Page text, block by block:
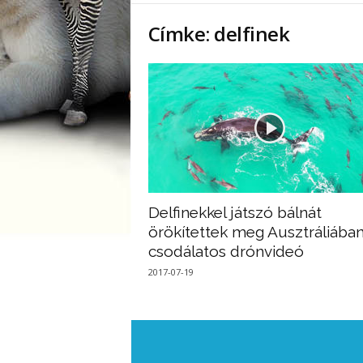
Címke: delfinek
Delfinekkel játszó bálnát
örökítettek meg
csodálatos drónvideó
2017-07-19